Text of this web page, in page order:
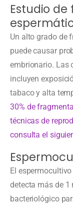
Estudio
Un alto grado de
puede causar
embrionario. Las
incluyen
tabaco y alta
30% de
técnicas de
consulta el
El
detecta más de
bacteriológico